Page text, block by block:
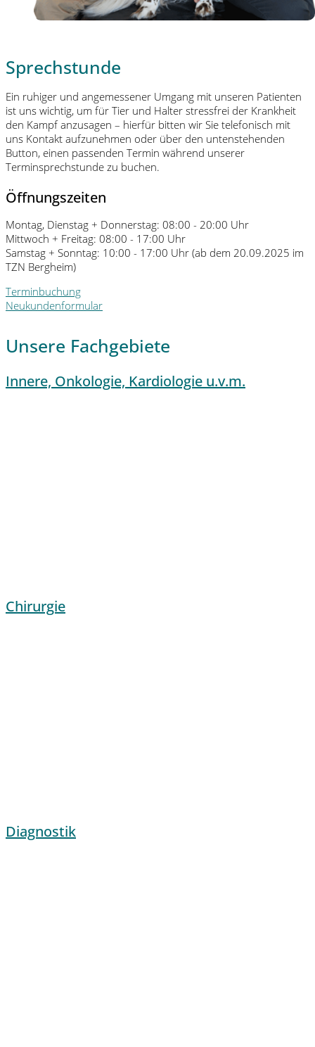
Sprechstunde
Ein ruhiger und angemessener Umgang mit unseren Patienten
ist uns wichtig, um für Tier und Halter stressfrei der Krankheit
den Kampf anzusagen – hierfür bitten wir Sie telefonisch mit
uns Kontakt aufzunehmen oder über den untenstehenden
Button, einen passenden Termin während unserer
Terminsprechstunde zu buchen.
Öffnungszeiten
Montag, Dienstag + Donnerstag: 08:00 - 20:00 Uhr
Mittwoch + Freitag: 08:00 - 17:00 Uhr
Samstag + Sonntag: 10:00 - 17:00 Uhr (ab dem 20.09.2025 im
TZN Bergheim)
Terminbuchung
Neukundenformular
Unsere Fachgebiete
Innere, Onkologie, Kardiologie u.v.m.
Chirurgie
Diagnostik